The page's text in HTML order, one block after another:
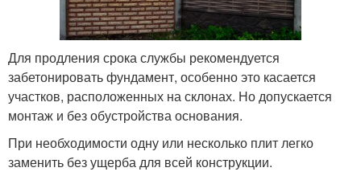
Для продления срока службы рекомендуется
забетонировать фундамент, особенно это касается
участков, расположенных на склонах. Но допускается
монтаж и без обустройства основания.
При необходимости одну или несколько плит легко
заменить без ущерба для всей конструкции.